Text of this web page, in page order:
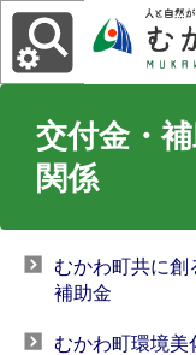
交付金・
関係
むかわ町共に創
補助金
むかわ町環境美